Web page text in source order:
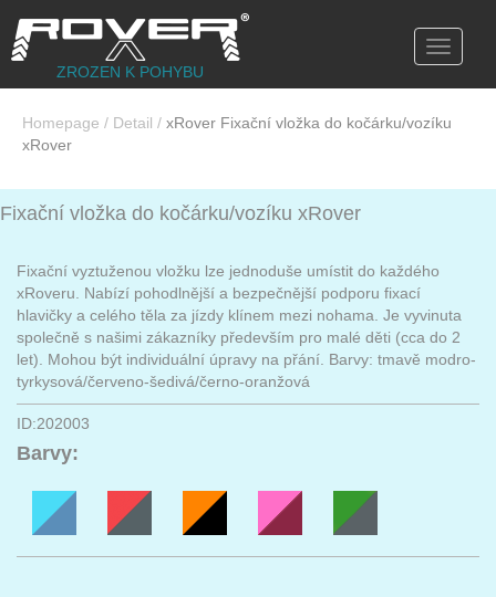
Toggle
ZROZEN K POHYBU
Homepage / Detail / xRover Fixační vložka do kočárku/vozíku
xRover
Fixační vložka do kočárku/vozíku xRover
Fixační vyztuženou vložku lze jednoduše umístit do každého
xRoveru. Nabízí pohodlnější a bezpečnější podporu fixací
hlavičky a celého těla za jízdy klínem mezi nohama. Je vyvinuta
společně s našimi zákazníky především pro malé děti (cca do 2
let). Mohou být individuální úpravy na přání. Barvy: tmavě modro-
tyrkysová/červeno-šedivá/černo-oranžová
ID:202003
Barvy: